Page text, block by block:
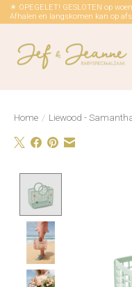
☀ OPEGELET! GESLOTEN op
Afhalen en langskomen kan op
Home / Liewood -